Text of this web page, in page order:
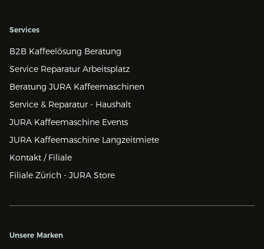
Services
B2B Kaffeelösung Beratung
Service Reparatur Arbeitsplatz
Beratung JURA Kaffeemaschinen
Service & Reparatur - Haushalt
JURA Kaffeemaschine Events
JURA Kaffeemaschine Langzeitmiete
Kontakt / Filiale
Filiale Zürich - JURA Store
Unsere Marken